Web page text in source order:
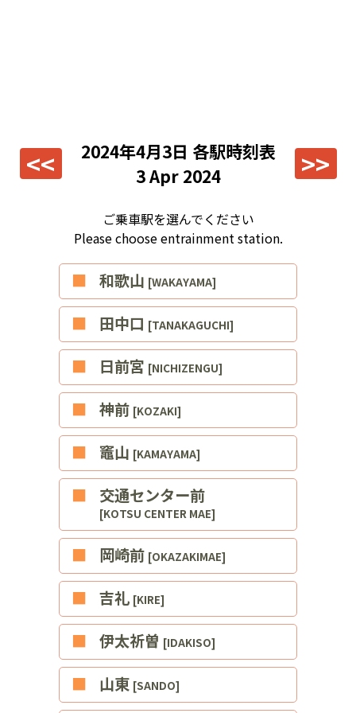
<< 2024年4月3日 各駅時刻表
3 Apr 2024
>>
ご乗車駅を選んでください
Please choose entrainment station.
■和歌山 [WAKAYAMA]
■田中口 [TANAKAGUCHI]
■日前宮 [NICHIZENGU]
■神前 [KOZAKI]
■竈山 [KAMAYAMA]
■交通センター前
[KOTSU CENTER MAE]
■岡崎前 [OKAZAKIMAE]
■吉礼 [KIRE]
■伊太祈曽 [IDAKISO]
■山東 [SANDO]